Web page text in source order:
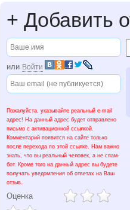
+ Добавить
или Войти
Пожалуйста, указывайте реальный e-mail
адрес! На данный адрес будет отправлено
письмо с активационной ссылкой.
Комментарий появится на сайте только
после перехода по этой ссылке. Нам важно
знать, что вы реальный человек, а не спам-
бот. Кроме того на данный адрес вы будете
получать уведомления об ответах на Ваш
отзыв.
Оценка